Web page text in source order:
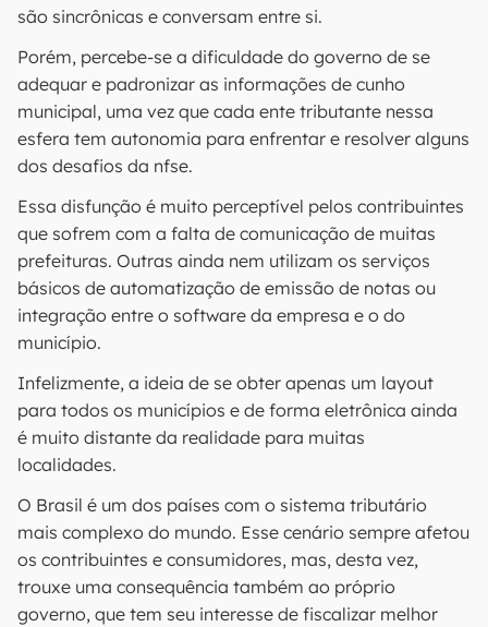
são sincrônicas e conversam entre si.
Porém, percebe-se a dificuldade do governo de se
adequar e padronizar as informações de cunho
municipal, uma vez que cada ente tributante nessa
esfera tem autonomia para enfrentar e resolver alguns
dos desafios da nfse.
Essa disfunção é muito perceptível pelos contribuintes
que sofrem com a falta de comunicação de muitas
prefeituras. Outras ainda nem utilizam os serviços
básicos de automatização de emissão de notas ou
integração entre o software da empresa e o do
município.
Infelizmente, a ideia de se obter apenas um layout
para todos os municípios e de forma eletrônica ainda
é muito distante da realidade para muitas
localidades.
O Brasil é um dos países com o sistema tributário
mais complexo do mundo. Esse cenário sempre afetou
os contribuintes e consumidores, mas, desta vez,
trouxe uma consequência também ao próprio
governo, que tem seu interesse de fiscalizar melhor